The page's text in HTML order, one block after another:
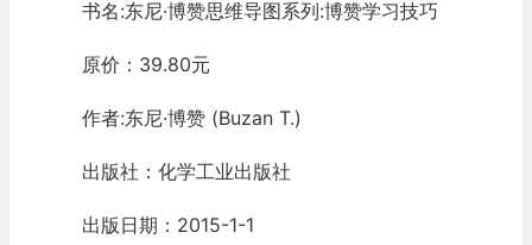
书名:东尼·博赞思维导图系列:博赞学习技巧
原价：39.80元
作者:东尼·博赞 (Buzan T.)
出版社：化学工业出版社
出版日期：2015-1-1